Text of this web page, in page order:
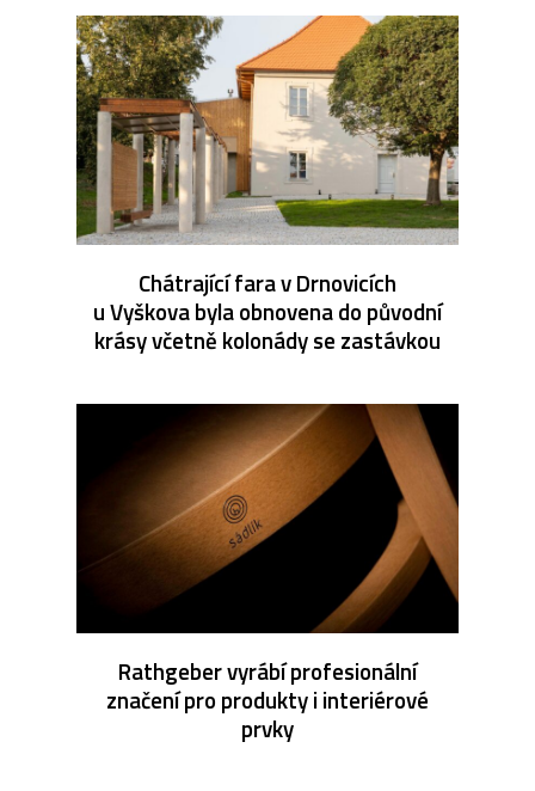
Chátrající fara v Drnovicích
u Vyškova byla obnovena do původní
krásy včetně kolonády se zastávkou
Rathgeber vyrábí profesionální
značení pro produkty i interiérové
prvky